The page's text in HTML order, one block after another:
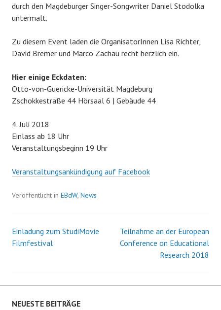
durch den Magdeburger Singer-Songwriter Daniel Stodolka
untermalt.
Zu diesem Event laden die OrganisatorInnen Lisa Richter,
David Bremer und Marco Zachau recht herzlich ein.
Hier einige Eckdaten:
Otto-von-Guericke-Universität Magdeburg
Zschokkestraße 44 Hörsaal 6 | Gebäude 44
4. Juli 2018
Einlass ab 18 Uhr
Veranstaltungsbeginn 19 Uhr
Veranstaltungsankündigung auf Facebook
Veröffentlicht in EBdW, News
Beitrags-
Einladung zum StudiMovie
Filmfestival
Teilnahme an der European
Conference on Educational
Research 2018
NEUESTE BEITRÄGE